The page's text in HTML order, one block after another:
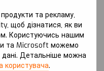
та рекламу,
щоб дізнатися, як ви
Користуючись нашим
та Microsoft можемо
дані. Детальніше можна
користувача.
також отримує
та інших небезпечних
до перегріву.